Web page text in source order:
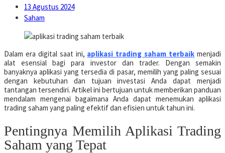
13 Agustus 2024
Saham
Dalam era digital saat ini, aplikasi trading saham terbaik menjadi
alat esensial bagi para investor dan trader. Dengan semakin
banyaknya aplikasi yang tersedia di pasar, memilih yang paling sesuai
dengan kebutuhan dan tujuan investasi Anda dapat menjadi
tantangan tersendiri. Artikel ini bertujuan untuk memberikan panduan
mendalam mengenai bagaimana Anda dapat menemukan aplikasi
trading saham yang paling efektif dan efisien untuk tahun ini.
Pentingnya Memilih Aplikasi Trading
Saham yang Tepat